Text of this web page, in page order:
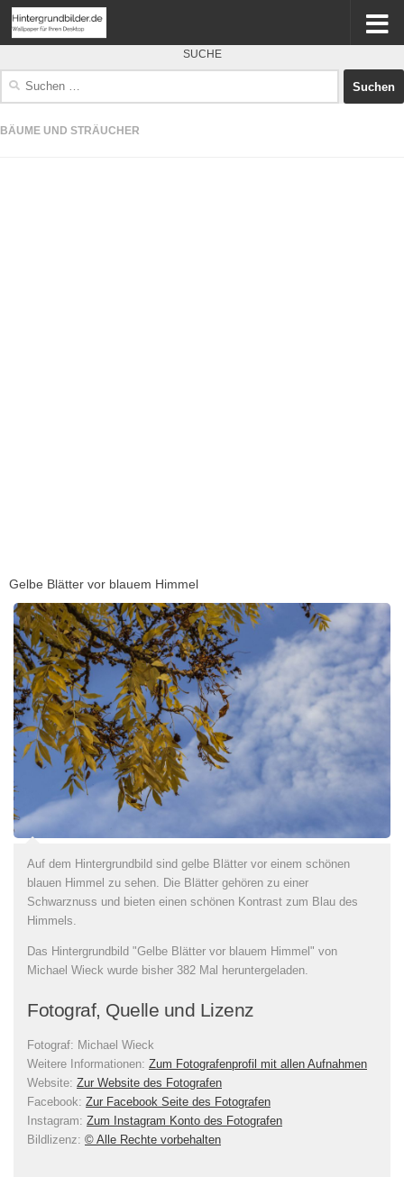
SUCHE
BÄUME UND STRÄUCHER
Gelbe Blätter vor blauem Himmel
Auf dem Hintergrundbild sind gelbe Blätter vor einem schönen
blauen Himmel zu sehen. Die Blätter gehören zu einer
Schwarznuss und bieten einen schönen Kontrast zum Blau des
Himmels.
Das Hintergrundbild "Gelbe Blätter vor blauem Himmel" von
Michael Wieck wurde bisher 382 Mal heruntergeladen.
Fotograf, Quelle und Lizenz
Fotograf: Michael Wieck
Weitere Informationen: Zum Fotografenprofil mit allen Aufnahmen
Website: Zur Website des Fotografen
Facebook: Zur Facebook Seite des Fotografen
Instagram: Zum Instagram Konto des Fotografen
Bildlizenz: © Alle Rechte vorbehalten